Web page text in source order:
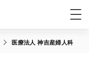
医療法人 神吉産婦人科